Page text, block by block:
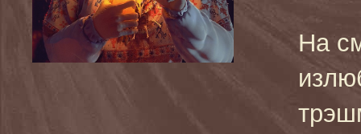
На